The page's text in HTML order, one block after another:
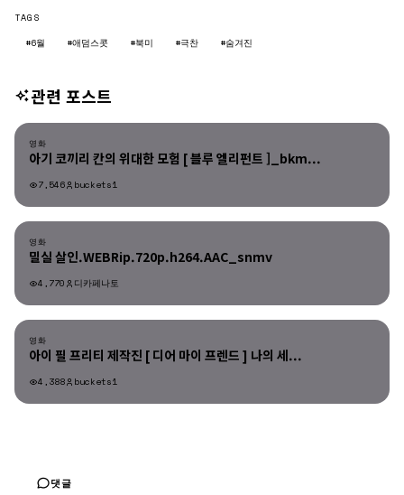
TAGS
#6월
#애덤스콧 #북미 #극찬 #숨겨진
관련 포스트
영화
영화
아기 코끼리 칸의 위대한 모험 [ 블루 엘리펀트 ]_bkm...
7,546 buckets1
영화
영화
밀실 살인.WEBRip.720p.h264.AAC_snmv
4,770 디카페나토
영화
영화
아이 필 프리티 제작진 [ 디어 마이 프렌드 ] 나의 세...
4,388 buckets1
댓글